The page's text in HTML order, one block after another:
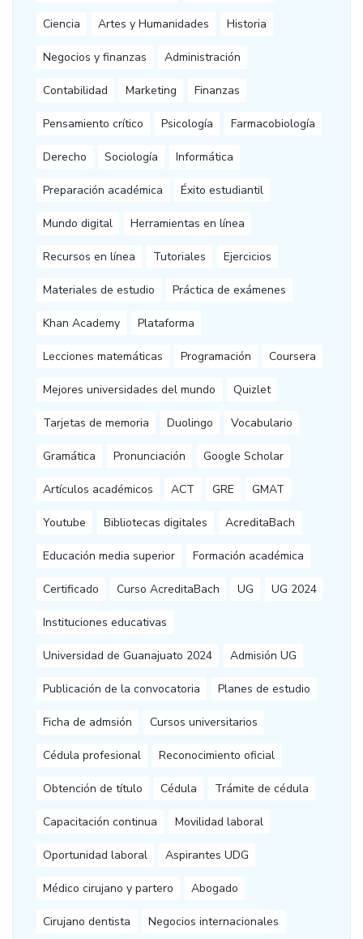
Ciencia Artes y Humanidades Historia
Negocios y finanzas Administración
Contabilidad Marketing Finanzas
Pensamiento crítico Psicología Farmacobiología
Derecho Sociología Informática
Preparación académica Éxito estudiantil
Mundo digital Herramientas en línea
Recursos en línea Tutoriales Ejercicios
Materiales de estudio Práctica de exámenes
Khan Academy Plataforma
Lecciones matemáticas Programación Coursera
Mejores universidades del mundo Quizlet
Tarjetas de memoria Duolingo Vocabulario
Gramática Pronunciación Google Scholar
Artículos académicos ACT GRE GMAT
Youtube Bibliotecas digitales AcreditaBach
Educación media superior Formación académica
Certificado Curso AcreditaBach UG UG 2024
Instituciones educativas
Universidad de Guanajuato 2024 Admisión UG
Publicación de la convocatoria Planes de estudio
Ficha de admsión Cursos universitarios
Cédula profesional Reconocimiento oficial
Obtención de título Cédula Trámite de cédula
Capacitación continua Movilidad laboral
Oportunidad laboral Aspirantes UDG
Médico cirujano y partero Abogado
Cirujano dentista Negocios internacionales